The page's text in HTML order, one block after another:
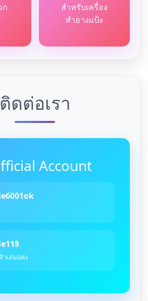
ก
สำหรับเครื่อง
สำอางแป้ง
ติดต่อเรา
Account
เสมอค่ะ